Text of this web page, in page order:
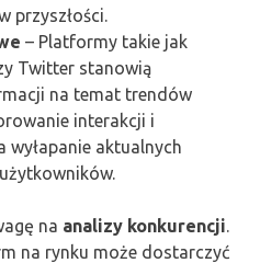
przyszłości.
– Platformy takie jak
Twitter stanowią
na temat trendów
interakcji i
wyłapanie aktualnych
na analizy konkurencji.
na rynku może dostarczyć